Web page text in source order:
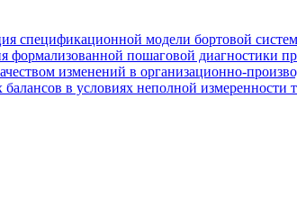
спецификационной модели бортовой
формализованной пошаговой диагностики
изменений в организационно-
в условиях неполной измеренности